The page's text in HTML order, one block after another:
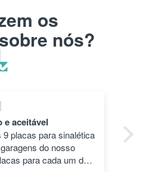
os
nós?
correram às mil
cor deu um toque